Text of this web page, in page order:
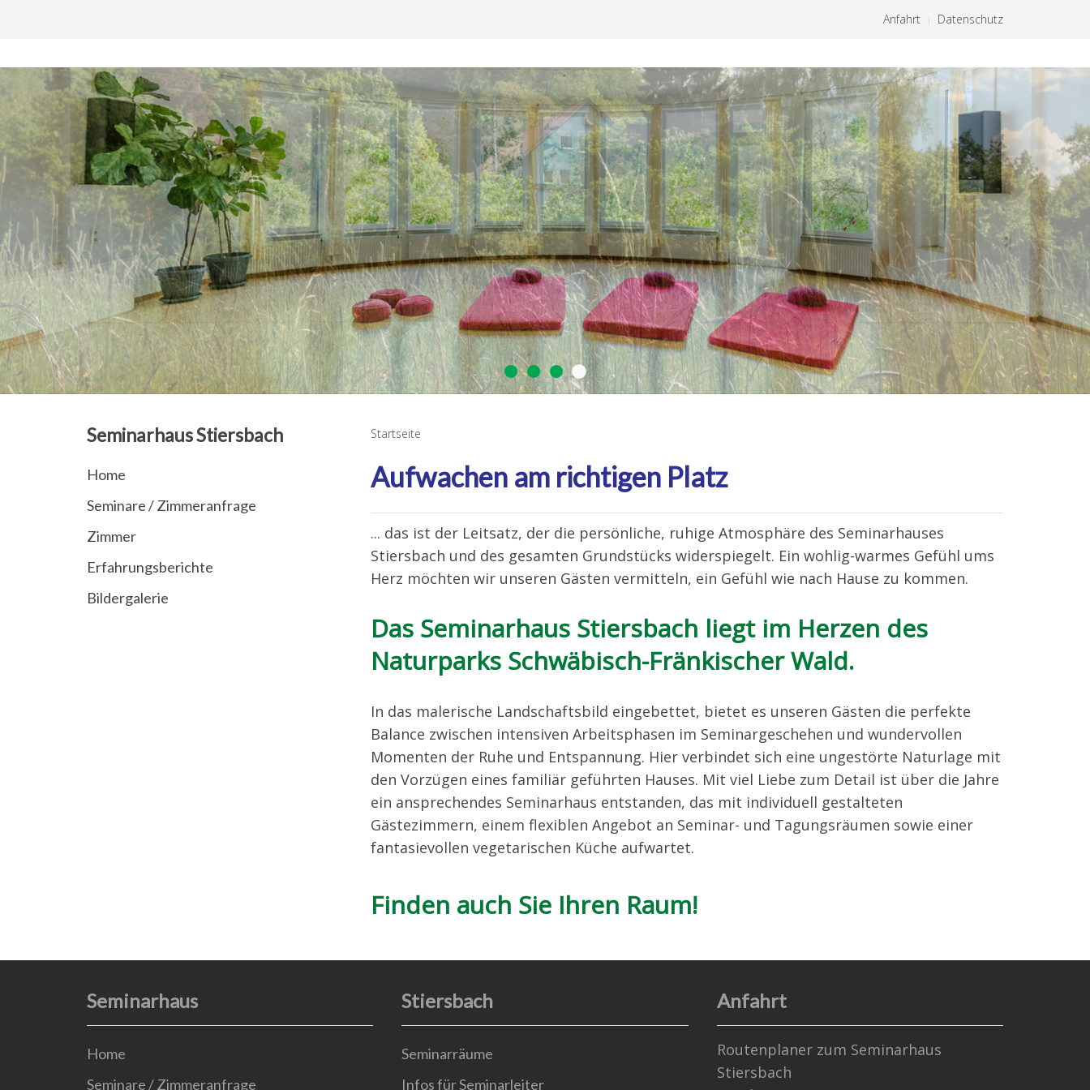
Anfahrt Datenschutz
Sbach Fullscreen01
Sbach Fullscreen02
DSC3810 Beschnitten
Sbach Fullscreen05
Startseite
Aufwachen am richtigen Platz
... das ist der Leitsatz, der die persönliche, ruhige Atmosphäre des Seminarhauses
Stiersbach und des gesamten Grundstücks widerspiegelt. Ein wohlig-warmes Gefühl ums
Herz möchten wir unseren Gästen vermitteln, ein Gefühl wie nach Hause zu kommen.
Das Seminarhaus Stiersbach liegt im Herzen des
Naturparks Schwäbisch-Fränkischer Wald.
In das malerische Landschaftsbild eingebettet, bietet es unseren Gästen die perfekte
Balance zwischen intensiven Arbeitsphasen im Seminargeschehen und wundervollen
Momenten der Ruhe und Entspannung. Hier verbindet sich eine ungestörte Naturlage mit
den Vorzügen eines familiär geführten Hauses. Mit viel Liebe zum Detail ist über die Jahre
ein ansprechendes Seminarhaus entstanden, das mit individuell gestalteten
Gästezimmern, einem flexiblen Angebot an Seminar- und Tagungsräumen sowie einer
fantasievollen vegetarischen Küche aufwartet.
Finden auch Sie Ihren Raum!
Seminarhaus Stiersbach
Home
Seminare / Zimmeranfrage
Zimmer
Erfahrungsberichte
Bildergalerie
Seminarhaus
Home
Seminare / Zimmeranfrage
Stiersbach
Seminarräume
Infos für Seminarleiter
Anfahrt
Routenplaner zum Seminarhaus
Stiersbach